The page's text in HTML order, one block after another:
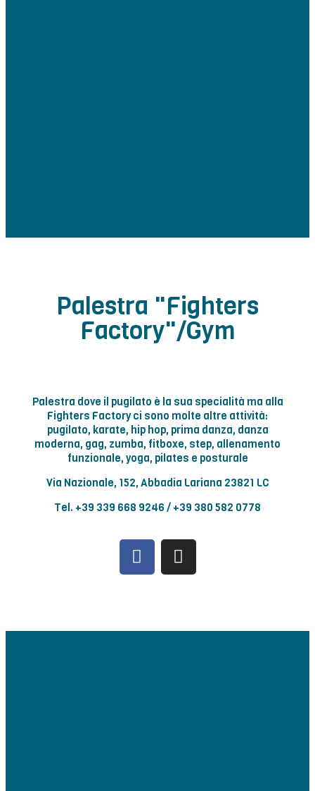
Palestra "Fighters
Factory"/Gym
Palestra dove il pugilato è la sua specialità ma alla
Fighters Factory ci sono molte altre attività:
pugilato, karate, hip hop, prima danza, danza
moderna, gag, zumba, fitboxe, step, allenamento
funzionale, yoga, pilates e posturale
Via Nazionale, 152, Abbadia Lariana 23821 LC
Tel. +39 339 668 9246 / +39 380 582 0778